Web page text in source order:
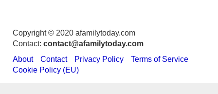
Copyright © 2020 afamilytoday.com
Contact: contact@afamilytoday.com
About
Contact Privacy Policy
Terms of Service
Cookie Policy (EU)